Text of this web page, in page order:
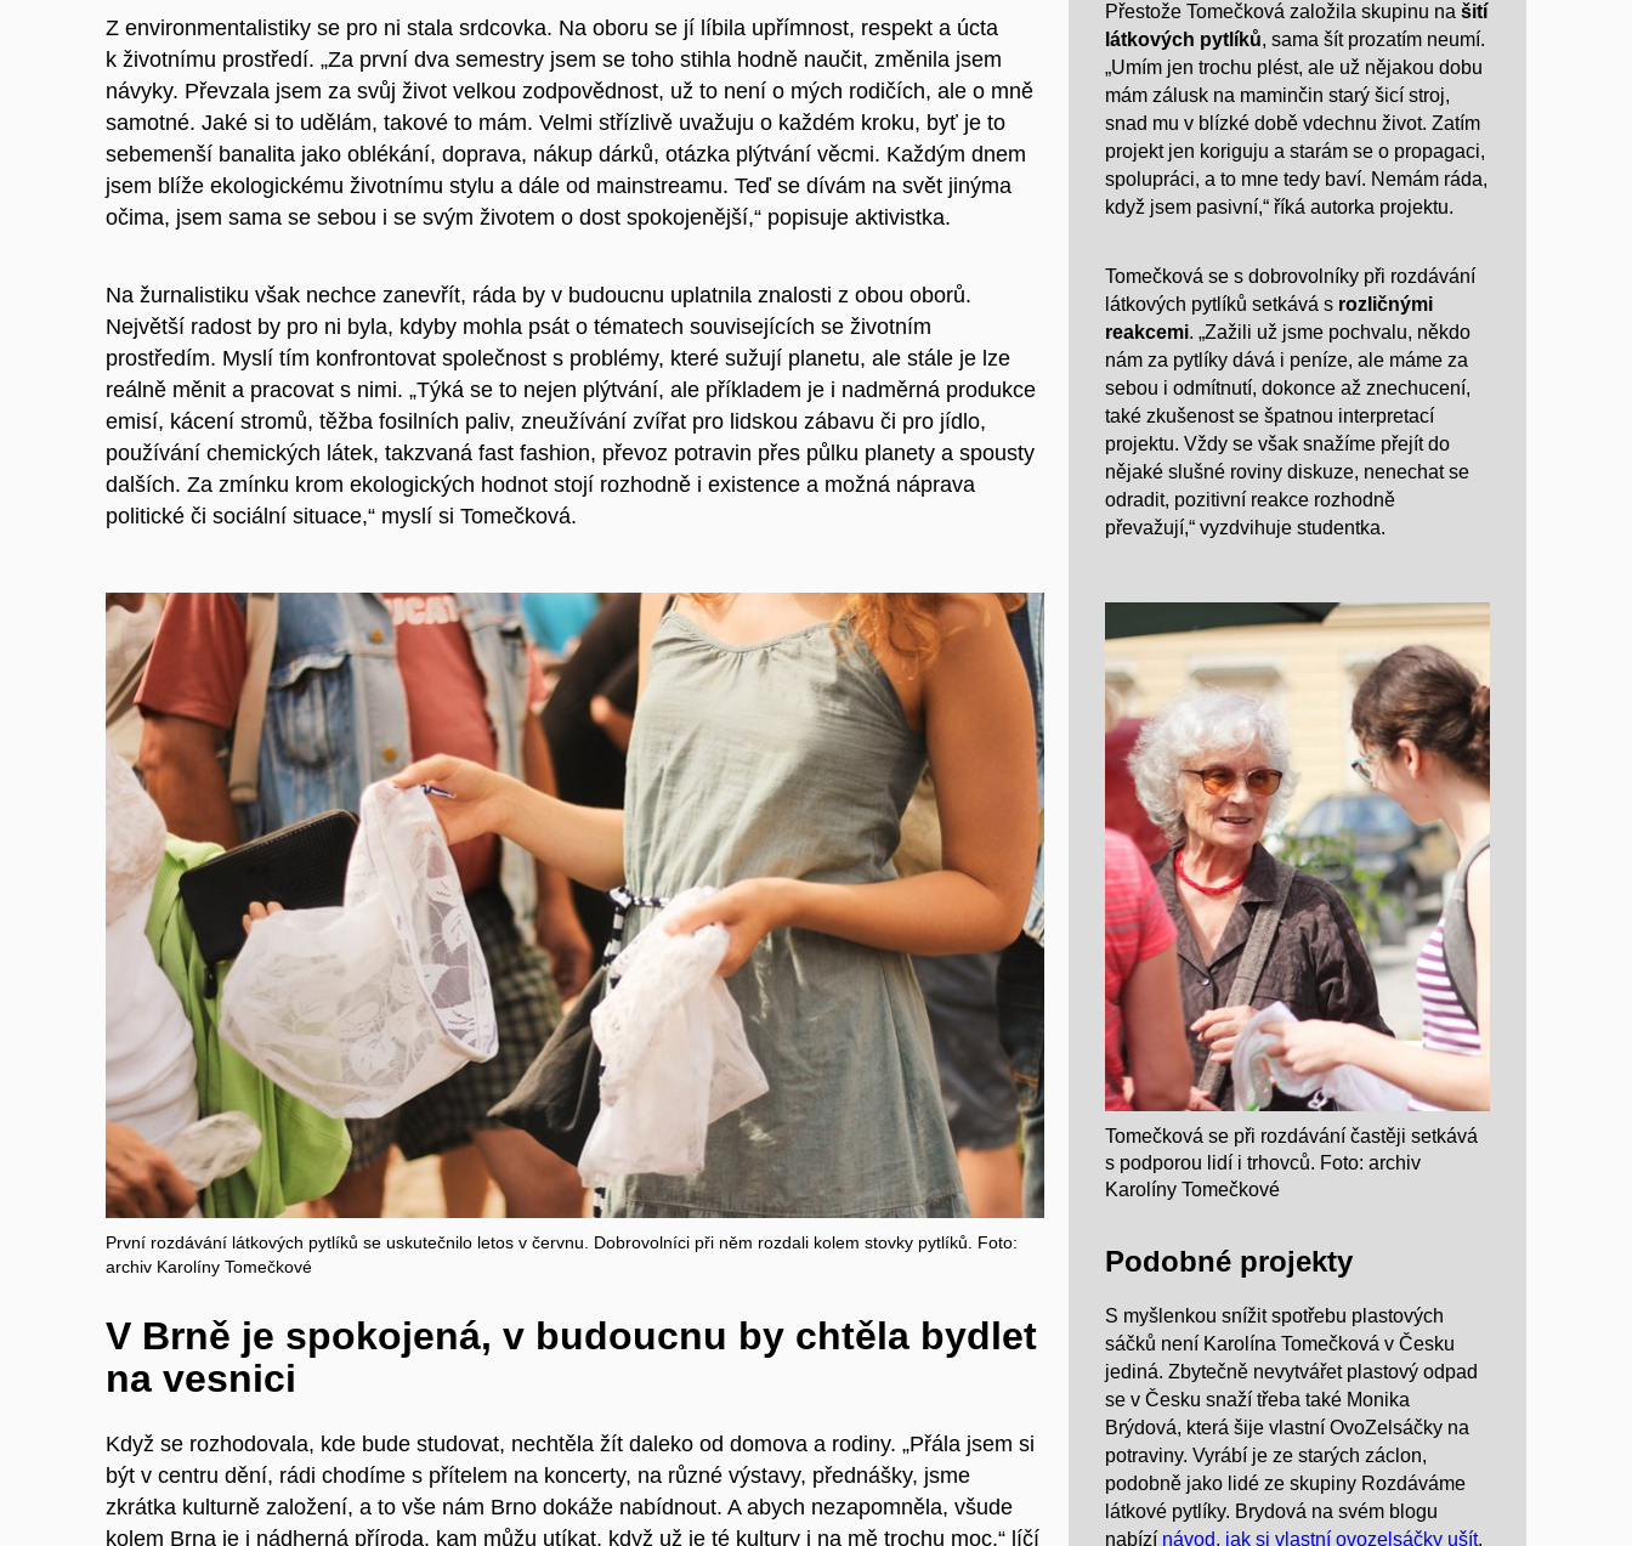
Z environmentalistiky se pro ni stala srdcovka. Na oboru se jí líbila upřímnost, respekt a úcta
k životnímu prostředí. „Za první dva semestry jsem se toho stihla hodně naučit, změnila jsem
návyky. Převzala jsem za svůj život velkou zodpovědnost, už to není o mých rodičích, ale o mně
samotné. Jaké si to udělám, takové to mám. Velmi střízlivě uvažuju o každém kroku, byť je to
sebemenší banalita jako oblékání, doprava, nákup dárků, otázka plýtvání věcmi. Každým dnem
jsem blíže ekologickému životnímu stylu a dále od mainstreamu. Teď se dívám na svět jinýma
očima, jsem sama se sebou i se svým životem o dost spokojenější,“ popisuje aktivistka.
Na žurnalistiku však nechce zanevřít, ráda by v budoucnu uplatnila znalosti z obou oborů.
Největší radost by pro ni byla, kdyby mohla psát o tématech souvisejících se životním
prostředím. Myslí tím konfrontovat společnost s problémy, které sužují planetu, ale stále je lze
reálně měnit a pracovat s nimi. „Týká se to nejen plýtvání, ale příkladem je i nadměrná produkce
emisí, kácení stromů, těžba fosilních paliv, zneužívání zvířat pro lidskou zábavu či pro jídlo,
používání chemických látek, takzvaná fast fashion, převoz potravin přes půlku planety a spousty
dalších. Za zmínku krom ekologických hodnot stojí rozhodně i existence a možná náprava
politické či sociální situace,“ myslí si Tomečková.
První rozdávání látkových pytlíků se uskutečnilo letos v červnu. Dobrovolníci při něm rozdali kolem stovky pytlíků. Foto:
archiv Karolíny Tomečkové
V Brně je spokojená, v budoucnu by chtěla bydlet
na vesnici
Když se rozhodovala, kde bude studovat, nechtěla žít daleko od domova a rodiny. „Přála jsem si
být v centru dění, rádi chodíme s přítelem na koncerty, na různé výstavy, přednášky, jsme
zkrátka kulturně založení, a to vše nám Brno dokáže nabídnout. A abych nezapomněla, všude
kolem Brna je i nádherná příroda, kam můžu utíkat, když už je té kultury i na mě trochu moc,“ líčí
Přestože Tomečková založila skupinu našití
látkových pytlíků, sama šít prozatím neumí.
„Umím jen trochu plést, ale už nějakou dobu
mám zálusk na maminčin starý šicí stroj,
snad mu v blízké době vdechnu život. Zatím
projekt jen koriguju a starám se o propagaci,
spolupráci, a to mne tedy baví. Nemám ráda,
když jsem pasivní,“ říká autorka projektu.
Tomečková se s dobrovolníky při rozdávání
látkových pytlíků setkává s rozličnými
reakcemi. „Zažili už jsme pochvalu, někdo
nám za pytlíky dává i peníze, ale máme za
sebou i odmítnutí, dokonce až znechucení,
také zkušenost se špatnou interpretací
projektu. Vždy se však snažíme přejít do
nějaké slušné roviny diskuze, nenechat se
odradit, pozitivní reakce rozhodně
převažují,“ vyzdvihuje studentka.
Tomečková se při rozdávání častěji setkává
s podporou lidí i trhovců. Foto: archiv
Karolíny Tomečkové
Podobné projekty
S myšlenkou snížit spotřebu plastových
sáčků není Karolína Tomečková v Česku
jediná. Zbytečně nevytvářet plastový odpad
se v Česku snaží třeba také Monika
Brýdová, která šije vlastní OvoZelsáčky na
potraviny. Vyrábí je ze starých záclon,
podobně jako lidé ze skupiny Rozdáváme
látkové pytlíky. Brydová na svém blogu
nabízí návod, jak si vlastní ovozelsáčky ušít.